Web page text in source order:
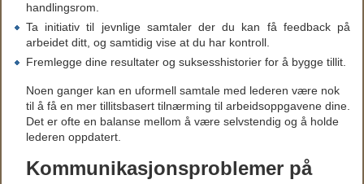
handlingsrom.
Ta initiativ til jevnlige samtaler der du kan få feedback på
arbeidet ditt, og samtidig vise at du har kontroll.
Fremlegge dine resultater og suksesshistorier for å bygge tillit.
Noen ganger kan en uformell samtale med lederen være nok
til å få en mer tillitsbasert tilnærming til arbeidsoppgavene dine.
Det er ofte en balanse mellom å være selvstendig og å holde
lederen oppdatert.
Kommunikasjonsproblemer på